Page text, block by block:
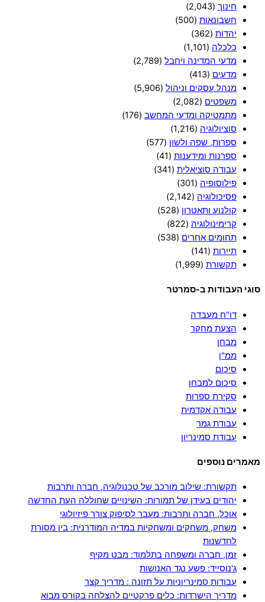
חינוך (2,043)
חשבונאות (500)
יהדות (362)
כלכלה (1,101)
מדעי המדינה ויחבל (2,789)
מדעים (413)
מנהל עסקים וניהול (5,906)
משפטים (2,082)
מתמטיקה ומדעי המחשב (176)
סוציולוגיה (1,216)
ספרות, שפה ולשון (577)
ספרנות ומידענות (41)
עבודה סוציאלית (341)
פילוסופיה (301)
פסיכולוגיה (2,142)
קולנוע ותאטרון (528)
קרימינולוגיה (822)
תחומים אחרים (538)
תיירות (141)
תקשורת (1,999)
סוגי העבודות ב-סמרטר
דו"ח מעבדה
הצעת מחקר
מבחן
ממ"ן
סיכום
סיכום למבחן
סקירת ספרות
עבודה אקדמית
עבודת גמר
עבודת סמינריון
מאמרים נוספים
תקשורת: שילוב מורכב של טכנולוגיה, חברה ותרבות
יהודים בעידן של תמורות: השינויים שחוללה העת החדשה
אוכל, חברה ותרבות: מעבר לסיפוק צורך פיזיולוגי
משחק, משחקים ומשחקיות במדיה המודרנית: בין מסורת
לחדשנות
זמן, חברה ומשפחה בתלמוד: מבט מקיף
ג'נוסייד: פשע נגד האנושות
עבודות סמינריוניות על תזונה : מדריך קצר
מדריך הישרדות: כלים פרקטיים להצלחה בקורס מבוא